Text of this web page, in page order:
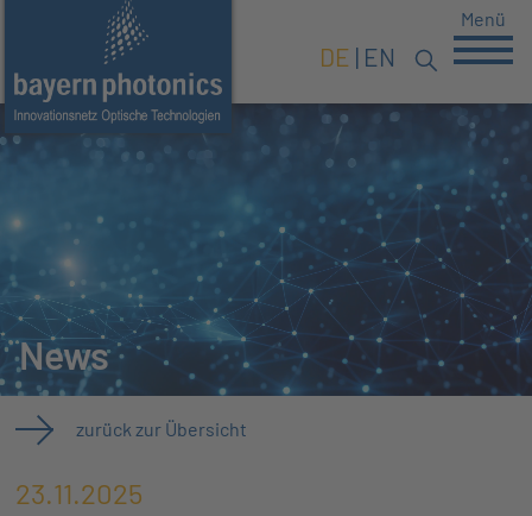
DE EN
Menü
News
zurück zur Übersicht
23.11.2025